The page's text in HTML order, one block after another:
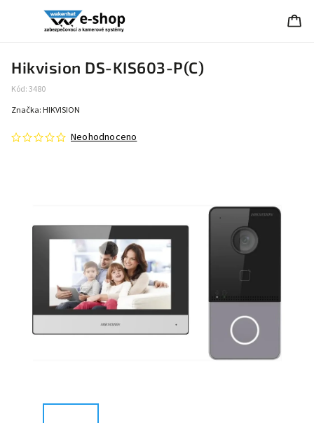
Hikvision DS-KIS603-P(C)
Kód:3480
Neohodnoceno
Značka: HIKVISION